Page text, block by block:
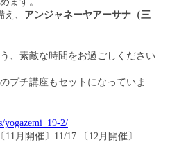
、 アンジャネーヤアーサナ（三
、素敵な時間をお過ごしください
プチ講座もセットになっていま
yogazemi_19-2/
月開催〕11/17 〔12月開催〕